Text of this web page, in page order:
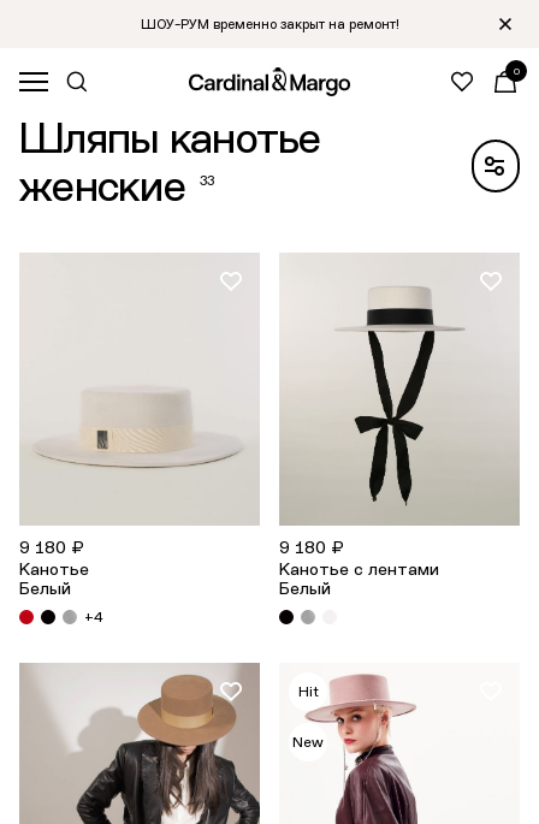
ШОУ-РУМ временно закрыт на ремонт!
0
Шляпы канотье
женские
33
9 180 ₽
Канотье
Белый
+4
9 180 ₽
Канотье с лентами
Белый
Hit
New